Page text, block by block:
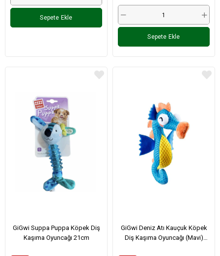
Sepete Ekle
Sepete Ekle
GiGwi Suppa Puppa Köpek Diş
Kaşıma Oyuncağı 21cm
GiGwi Deniz Atı Kauçuk Köpek
Diş Kaşıma Oyuncağı (Mavi)